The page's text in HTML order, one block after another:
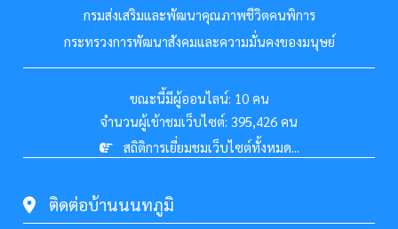
กรมส่งเสริมและพัฒนาคุณภาพชีวิตคนพิการ
กระทรวงการพัฒนาสังคมและความมั่นคงของมนุษย์
ขณะนี้มีผู้ออนไลน์: 10 คน
จำนวนผู้เข้าชมเว็บไซต์: 395,426 คน
สถิติการเยี่ยมชมเว็บไซต์ทั้งหมด...
ติดต่อบ้านนนทภูมิ